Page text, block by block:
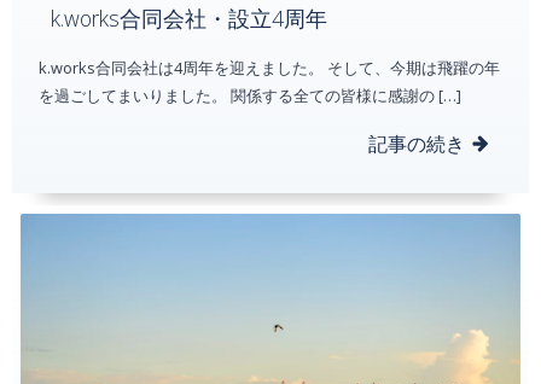
k.works合同会社・設立4周年
k.works合同会社は4周年を迎えました。 そして、今期は飛躍の年
を過ごしてまいりました。 関係する全ての皆様に感謝の […]
記事の続き